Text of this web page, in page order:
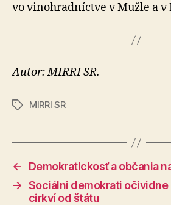
vo vinohradníctve v Mužle a v
Autor: MIRRI SR.
ZnačkyMIRRI SR
←
Demokratickosť a občania
→ Sociálni demokrati
cirkví od štátu